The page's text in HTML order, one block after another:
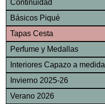
Continuidad
Básicos Piqué
Tapas Cesta
Perfume y Medallas
Interiores Capazo a medida
Invierno 2025-26
Verano 2026